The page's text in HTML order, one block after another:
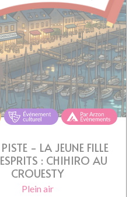
- LA JEUNE FILLE
ESPRITS : CHIHIRO AU
CROUESTY
Plein air